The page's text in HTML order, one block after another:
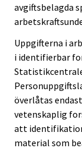
avgiftsbelagda
Uppgifterna i
i identifierbar
överlåtas
vetenskaplig
att
material som